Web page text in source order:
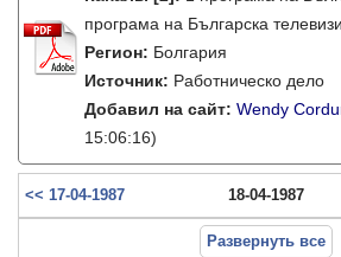
програма на Българска
Регион: Болгария
Источник: Работническо дело
Добавил на сайт: Wendy
15:06:16)
<< 17-04-1987 18-04-1987
Развернуть все